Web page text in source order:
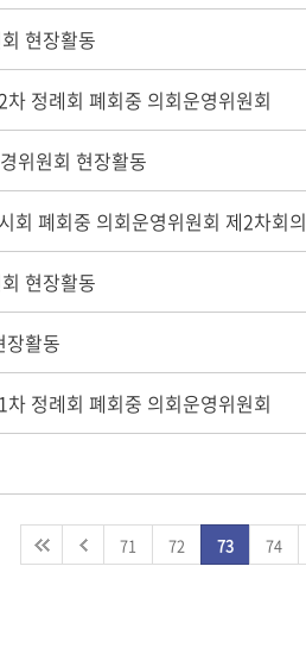
현장활동
정례회 폐회중 의회운영위원회
위원회 현장활동
회 폐회중 의회운영위원회 제2차회의
현장활동
장활동
정례회 폐회중 의회운영위원회
71 72 73 74